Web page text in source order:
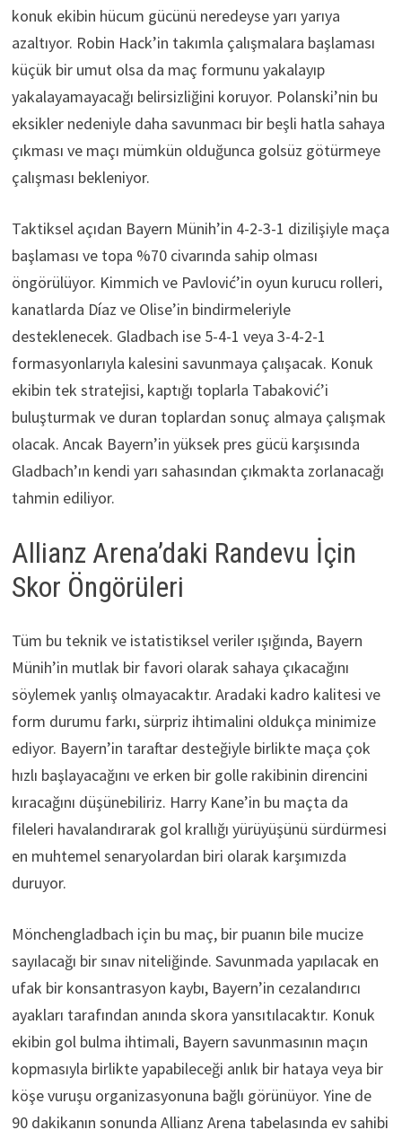
konuk ekibin hücum gücünü neredeyse yarı yarıya
azaltıyor. Robin Hack’in takımla çalışmalara başlaması
küçük bir umut olsa da maç formunu yakalayıp
yakalayamayacağı belirsizliğini koruyor. Polanski’nin bu
eksikler nedeniyle daha savunmacı bir beşli hatla sahaya
çıkması ve maçı mümkün olduğunca golsüz götürmeye
çalışması bekleniyor.
Taktiksel açıdan Bayern Münih’in 4-2-3-1 dizilişiyle maça
başlaması ve topa %70 civarında sahip olması
öngörülüyor. Kimmich ve Pavlović’in oyun kurucu rolleri,
kanatlarda Díaz ve Olise’in bindirmeleriyle
desteklenecek. Gladbach ise 5-4-1 veya 3-4-2-1
formasyonlarıyla kalesini savunmaya çalışacak. Konuk
ekibin tek stratejisi, kaptığı toplarla Tabaković’i
buluşturmak ve duran toplardan sonuç almaya çalışmak
olacak. Ancak Bayern’in yüksek pres gücü karşısında
Gladbach’ın kendi yarı sahasından çıkmakta zorlanacağı
tahmin ediliyor.
Allianz Arena’daki Randevu İçin
Skor Öngörüleri
Tüm bu teknik ve istatistiksel veriler ışığında, Bayern
Münih’in mutlak bir favori olarak sahaya çıkacağını
söylemek yanlış olmayacaktır. Aradaki kadro kalitesi ve
form durumu farkı, sürpriz ihtimalini oldukça minimize
ediyor. Bayern’in taraftar desteğiyle birlikte maça çok
hızlı başlayacağını ve erken bir golle rakibinin direncini
kıracağını düşünebiliriz. Harry Kane’in bu maçta da
fileleri havalandırarak gol krallığı yürüyüşünü sürdürmesi
en muhtemel senaryolardan biri olarak karşımızda
duruyor.
Mönchengladbach için bu maç, bir puanın bile mucize
sayılacağı bir sınav niteliğinde. Savunmada yapılacak en
ufak bir konsantrasyon kaybı, Bayern’in cezalandırıcı
ayakları tarafından anında skora yansıtılacaktır. Konuk
ekibin gol bulma ihtimali, Bayern savunmasının maçın
kopmasıyla birlikte yapabileceği anlık bir hataya veya bir
köşe vuruşu organizasyonuna bağlı görünüyor. Yine de
90 dakikanın sonunda Allianz Arena tabelasında ev sahibi